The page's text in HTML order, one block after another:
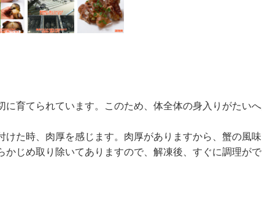
に育てられています。このため、体全体の身入りがたい
けた時、肉厚を感じます。肉厚がありますから、蟹の風
かじめ取り除いてありますので、解凍後、すぐに調理が